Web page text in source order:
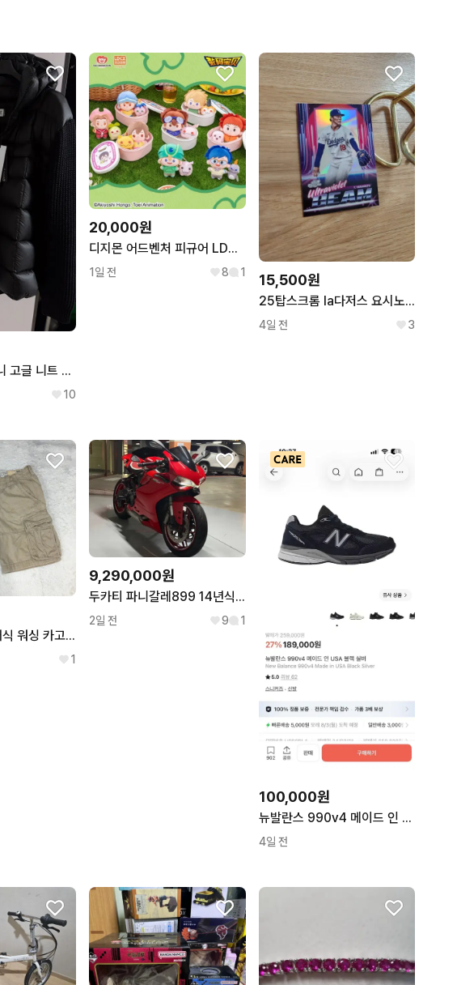
[XXL] CP컴퍼니 고글 니트 패딩
10
20,000원
디지몬 어드벤처 피규어 LDCX 야미박스 도시락 인형 누이
1일 전 8 1 15,500원
25탑스크롬 la다저스 요시노부 야마모토 인서트 야구카드
4일 전 3
아베크롬비 클래식 워싱 카고쇼츠 만원샵 GG29
1
9,290,000원
두카티 파니갈레899 14년식 올 경정비 완료 차량 판매합니다
2일 전 9 1
100,000원
뉴발란스 990v4 메이드 인 USA 블랙 실버
4일 전